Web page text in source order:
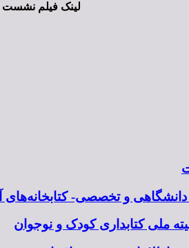
لینک فيلم نشست
دانشگاهی و تخصصی-
ملی کتابداری کودک و نوجوان